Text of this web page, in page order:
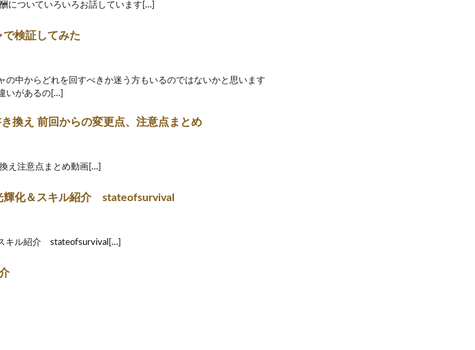
についていろいろお話しています[…]
で検証してみた
の中からどれを回すべきか迷う方もいるのではないかと思います
いがあるの[…]
換え 前回からの変更点、注意点まとめ
え注意点まとめ動画[…]
化＆スキル紹介 stateofsurvival
キル紹介 stateofsurvival[…]